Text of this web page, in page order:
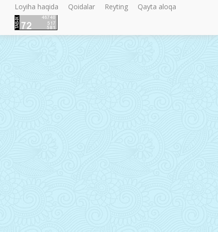
Loyiha haqida
Qoidalar Reyting Qayta aloqa